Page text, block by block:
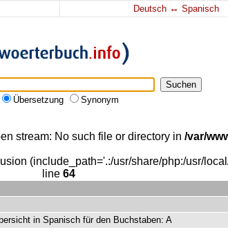
Deutsch ↔ Spanisch
Übersetzung
Synonym
stream: No such file or directory in /var/
(include_path='.:/usr/share/php:/usr/
line 64
in Spanisch für den Buchstaben: A